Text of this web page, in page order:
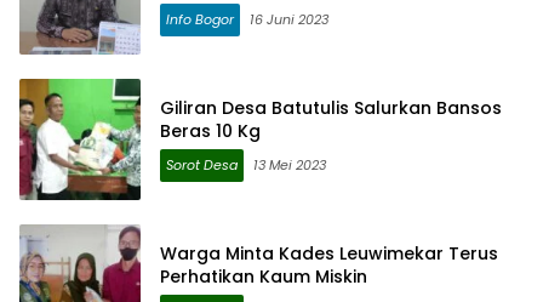
Info Bogor 16 Juni 2023
Giliran Desa Batutulis Salurkan Bansos
Beras 10 Kg
Sorot Desa 13 Mei 2023
Warga Minta Kades Leuwimekar Terus
Perhatikan Kaum Miskin